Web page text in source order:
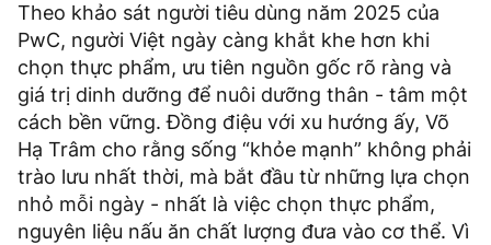
Theo khảo sát người tiêu dùng năm 2025 của
PwC, người Việt ngày càng khắt khe hơn khi
chọn thực phẩm, ưu tiên nguồn gốc rõ ràng và
giá trị dinh dưỡng để nuôi dưỡng thân - tâm một
cách bền vững. Đồng điệu với xu hướng ấy, Võ
Hạ Trâm cho rằng sống “khỏe mạnh” không phải
trào lưu nhất thời, mà bắt đầu từ những lựa chọn
nhỏ mỗi ngày - nhất là việc chọn thực phẩm,
nguyên liệu nấu ăn chất lượng đưa vào cơ thể. Vì